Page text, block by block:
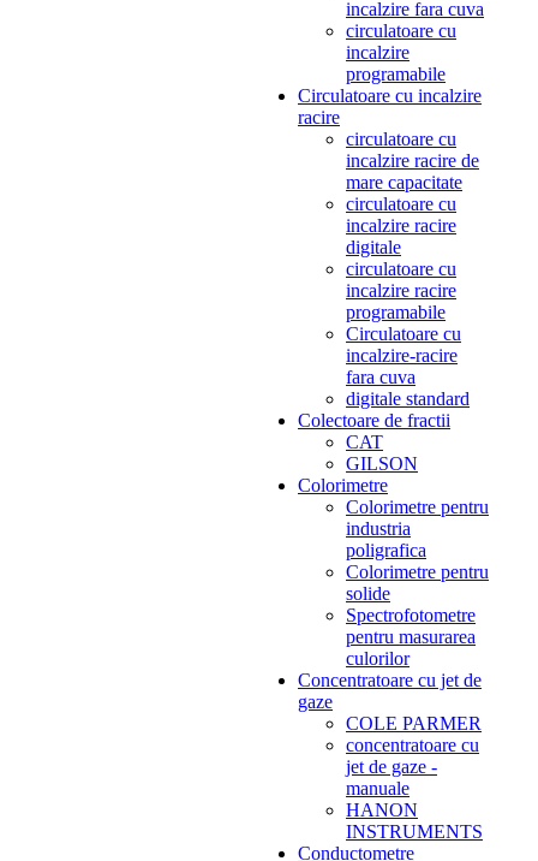
incalzire fara cuva
circulatoare cu
incalzire
programabile
Circulatoare cu incalzire
racire
circulatoare cu
incalzire racire de
mare capacitate
circulatoare cu
incalzire racire
digitale
circulatoare cu
incalzire racire
programabile
Circulatoare cu
incalzire-racire
fara cuva
digitale standard
Colectoare de fractii
CAT
GILSON
Colorimetre
Colorimetre pentru
industria
poligrafica
Colorimetre pentru
solide
Spectrofotometre
pentru masurarea
culorilor
Concentratoare cu jet de
gaze
COLE PARMER
concentratoare cu
jet de gaze -
manuale
HANON
INSTRUMENTS
Conductometre